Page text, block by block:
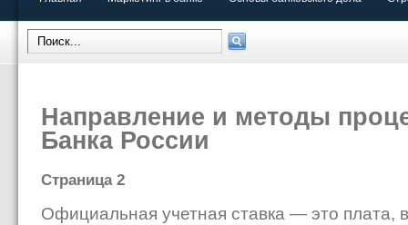
Направление и методы
Банка России
Страница 2
Официальная учетная ставка — это плата,